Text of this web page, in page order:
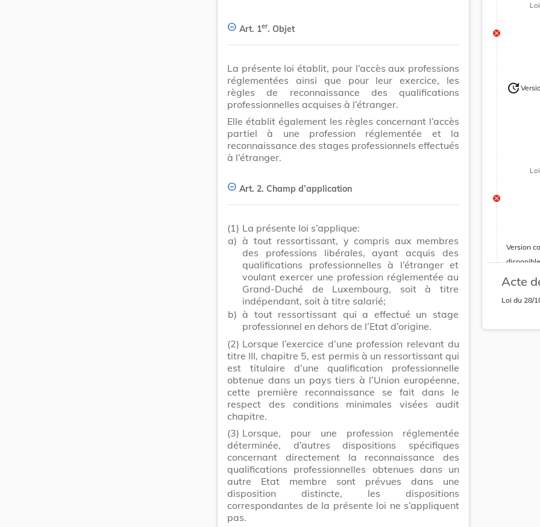
Art. 1er. Objet
La présente loi établit, pour l’accès aux professions
réglementées ainsi que pour leur exercice, les
règles de reconnaissance des qualifications
professionnelles acquises à l’étranger.
Elle établit également les règles concernant l’accès
partiel à une profession réglementée et la
reconnaissance des stages professionnels effectués
à l’étranger.
Art. 2. Champ d’application
(1) La présente loi s’applique:
a) à tout ressortissant, y compris aux membres
des professions libérales, ayant acquis des
qualifications professionnelles à l’étranger et
voulant exercer une profession réglementée au
Grand-Duché de Luxembourg, soit à titre
indépendant, soit à titre salarié;
b) à tout ressortissant qui a effectué un stage
professionnel en dehors de l’Etat d’origine.
(2) Lorsque l’exercice d’une profession relevant du
titre III, chapitre 5, est permis à un ressortissant qui
est titulaire d’une qualification professionnelle
obtenue dans un pays tiers à l’Union européenne,
cette première reconnaissance se fait dans le
respect des conditions minimales visées audit
chapitre.
(3) Lorsque, pour une profession réglementée
déterminée, d’autres dispositions spécifiques
concernant directement la reconnaissance des
qualifications professionnelles obtenues dans un
autre Etat membre sont prévues dans une
disposition distincte, les dispositions
correspondantes de la présente loi ne s’appliquent
pas.
update
Version
disponible
Acte
Loi du 28/